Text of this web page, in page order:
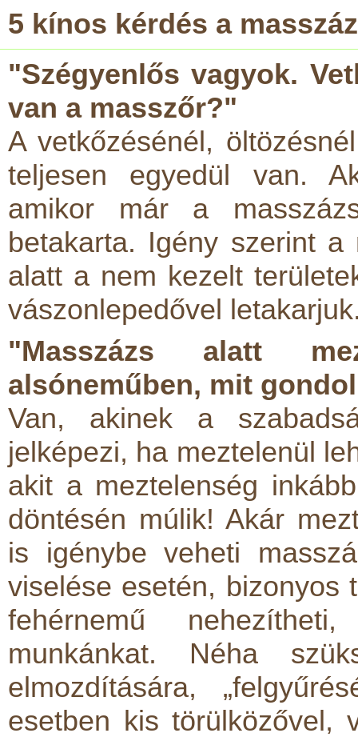
5 kínos kérdés a
"Szégyenlős vagyok.
van a masszőr?"
A vetkőzésénél,
teljesen egyedül van.
amikor már a
betakarta. Igény szerint
alatt a nem kezelt
vászonlepedővel
"Masszázs alatt
alsóneműben, mit
Van, akinek a
jelképezi, ha meztelenül
akit a meztelenség
döntésén múlik! Akár
is igénybe veheti
viselése esetén, bizonyos
fehérnemű
munkánkat. Néha
elmozdítására,
esetben kis törülközővel,